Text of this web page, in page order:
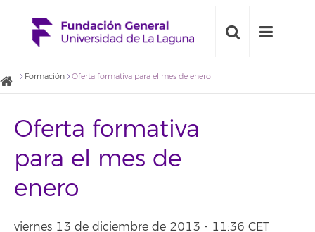
Formación Oferta formativa para el mes de enero
Oferta formativa
para el mes de
enero
viernes 13 de diciembre de 2013 - 11:36 CET